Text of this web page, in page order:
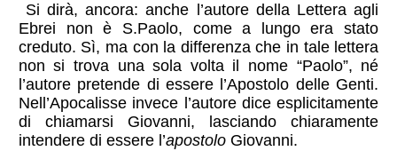
Si dirà, ancora: anche l’autore della Lettera agli
Ebrei non è S.Paolo, come a lungo era stato
creduto. Sì, ma con la differenza che in tale lettera
non si trova una sola volta il nome “Paolo”, né
l’autore pretende di essere l’Apostolo delle Genti.
Nell’Apocalisse invece l’autore dice esplicitamente
di chiamarsi Giovanni, lasciando chiaramente
intendere di essere l’apostoloGiovanni.